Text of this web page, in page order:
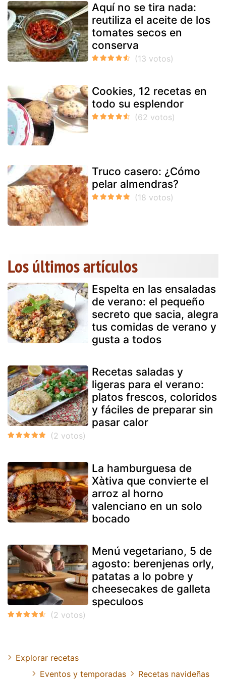
Aquí no se tira nada:
reutiliza el aceite de los
tomates secos en
conserva
Cookies, 12 recetas en
todo su esplendor
Truco casero: ¿Cómo
pelar almendras?
Los últimos artículos
Espelta en las ensaladas
de verano: el pequeño
secreto que sacia, alegra
tus comidas de verano y
gusta a todos
Recetas saladas y
ligeras para el verano:
platos frescos, coloridos
y fáciles de preparar sin
pasar calor
La hamburguesa de
Xàtiva que convierte el
arroz al horno
valenciano en un solo
bocado
Menú vegetariano, 5 de
agosto: berenjenas orly,
patatas a lo pobre y
cheesecakes de galleta
speculoos
Explorar recetas
Eventos y temporadas
Recetas navideñas